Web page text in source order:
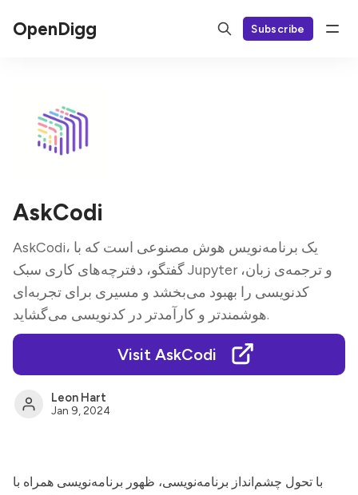
OpenDigg Subscribe
AskCodi
AskCodi، یک برنامه‌نویس هوش مصنوعی است که با
گفتگو، دفترچه‌های کاری سبک Jupyter و ترجمه‌ی زبان،
کدنویسی را بهبود می‌بخشد و مسیری برای تجربه‌ای
هوشمندتر و کارآمدتر در کدنویسی می‌گشاید.
Visit AskCodi
Leon Hart
Jan 9, 2024
با تحول چشم‌انداز برنامه‌نویسی، ظهور برنامه‌نویسی همراه با